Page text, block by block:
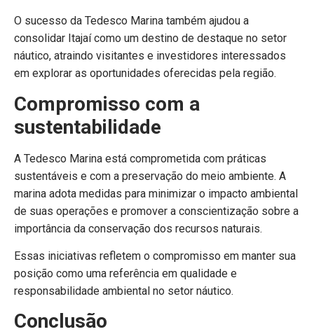
O sucesso da Tedesco Marina também ajudou a
consolidar Itajaí como um destino de destaque no setor
náutico, atraindo visitantes e investidores interessados
em explorar as oportunidades oferecidas pela região.
Compromisso com a
sustentabilidade
A Tedesco Marina está comprometida com práticas
sustentáveis e com a preservação do meio ambiente. A
marina adota medidas para minimizar o impacto ambiental
de suas operações e promover a conscientização sobre a
importância da conservação dos recursos naturais.
Essas iniciativas refletem o compromisso em manter sua
posição como uma referência em qualidade e
responsabilidade ambiental no setor náutico.
Conclusão